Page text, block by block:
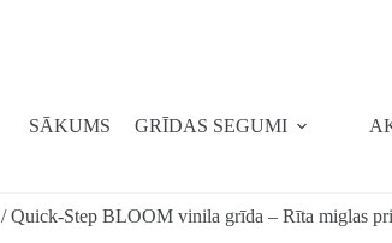
SĀKUMS GRĪDAS SEGUMI
/ Quick-Step BLOOM vinila grīda – Rīta miglas